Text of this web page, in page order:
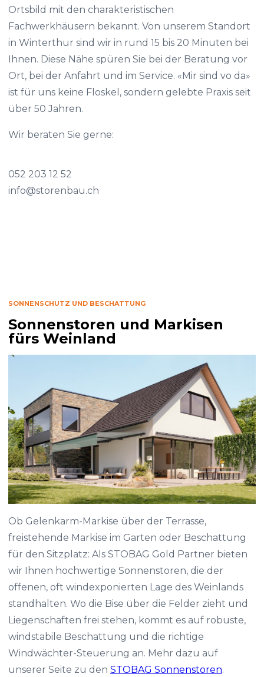
Ortsbild mit den charakteristischen
Fachwerkhäusern bekannt. Von unserem Standort
in Winterthur sind wir in rund 15 bis 20 Minuten bei
Ihnen. Diese Nähe spüren Sie bei der Beratung vor
Ort, bei der Anfahrt und im Service. «Mir sind vo da»
ist für uns keine Floskel, sondern gelebte Praxis seit
über 50 Jahren.
Wir beraten Sie gerne:
052 203 12 52
info@storenbau.ch
SONNENSCHUTZ UND BESCHATTUNG
Sonnenstoren und Markisen
fürs Weinland
Ob Gelenkarm-Markise über der Terrasse,
freistehende Markise im Garten oder Beschattung
für den Sitzplatz: Als STOBAG Gold Partner bieten
wir Ihnen hochwertige Sonnenstoren, die der
offenen, oft windexponierten Lage des Weinlands
standhalten. Wo die Bise über die Felder zieht und
Liegenschaften frei stehen, kommt es auf robuste,
windstabile Beschattung und die richtige
Windwächter-Steuerung an. Mehr dazu auf
unserer Seite zu den STOBAG Sonnenstoren.